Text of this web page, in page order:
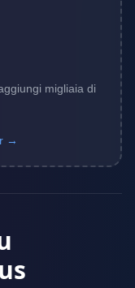
migliaia di
→